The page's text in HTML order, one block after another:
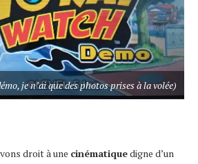
je n’ai que des photos prises à la volée)
droit à une cinématiquedigne d’un